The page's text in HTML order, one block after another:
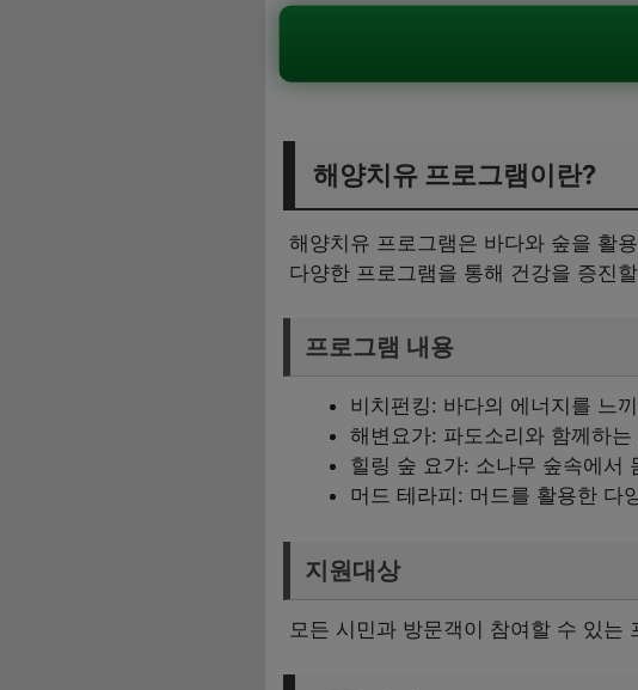
해양치유 프로그램이란?
해양치유 프로그램은 바다와 숲을 활
다양한 프로그램을 통해 건강을 증진
프로그램 내용
비치펀킹: 바다의 에너지를 느
해변요가: 파도소리와 함께하
힐링 숲 요가: 소나무 숲속에서
머드 테라피: 머드를 활용한 다
지원대상
모든 시민과 방문객이 참여할 수 있는